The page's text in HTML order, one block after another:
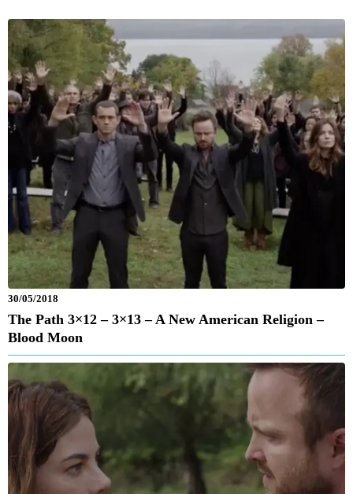
30/05/2018
The Path 3×12 – 3×13 – A New American Religion –
Blood Moon